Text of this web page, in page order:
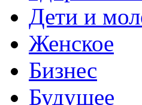
Дети и
Женское
Бизнес
Будущее